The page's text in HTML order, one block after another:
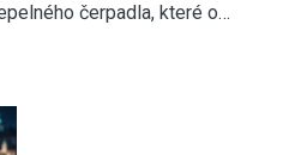
čerpadla, které o…